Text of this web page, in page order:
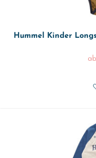
Hummel Kinder